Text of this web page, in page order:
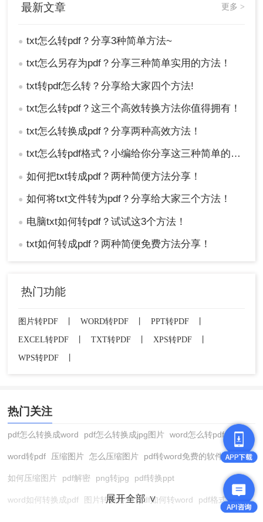
最新文章 更多 >
● txt怎么转pdf？分享3种简单方法~
● txt怎么另存为pdf？分享三种简单实用的方法！
● txt转pdf怎么转？分享给大家四个方法!
● txt怎么转pdf？这三个高效转换方法你值得拥有！
● txt怎么转换成pdf？分享两种高效方法！
● txt怎么转pdf格式？小编给你分享这三种简单的方法！
● 如何把txt转成pdf？两种简便方法分享！
● 如何将txt文件转为pdf？分享给大家三个方法！
● 电脑txt如何转pdf？试试这3个方法！
● txt如何转成pdf？两种简便免费方法分享！
热门功能
图片转PDF WORD转PDF PPT转PDF
EXCEL转PDF
TXT转PDF XPS转PDF
WPS转PDF
热门关注
pdf怎么转换成word pdf怎么转换成jpg图片 word怎么转pdf
word转pdf 压缩图片 怎么压缩图片 pdf转word免费的软件
如何压缩图片 pdf解密 png转jpg pdf转换ppt
word如何转换成pdf 图片转换格式 pdf如何转word pdf格式转换
展开全部 ∨